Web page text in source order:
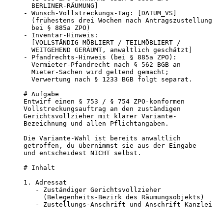
  BERLINER-RÄUMUNG]
- Wunsch-Vollstreckungs-Tag: [DATUM_VS]
  (frühestens drei Wochen nach Antragszustellung
  bei § 885a ZPO)
- Inventar-Hinweis:
  [VOLLSTÄNDIG MÖBLIERT / TEILMÖBLIERT /
  WEITGEHEND GERÄUMT, anwaltlich geschätzt]
- Pfandrechts-Hinweis (bei § 885a ZPO):
  Vermieter-Pfandrecht nach § 562 BGB an
  Mieter-Sachen wird geltend gemacht;
  Verwertung nach § 1233 BGB folgt separat.
# Aufgabe
Entwirf einen § 753 / § 754 ZPO-konformen
Vollstreckungsauftrag an den zuständigen
Gerichtsvollzieher mit klarer Variante-
Bezeichnung und allen Pflichtangaben.
Die Variante-Wahl ist bereits anwaltlich
getroffen, du übernimmst sie aus der Eingabe
und entscheidest NICHT selbst.
# Inhalt
1. Adressat
   - Zuständiger Gerichtsvollzieher
     (Belegenheits-Bezirk des Räumungsobjekts)
   - Zustellungs-Anschrift und Anschrift Kanzlei